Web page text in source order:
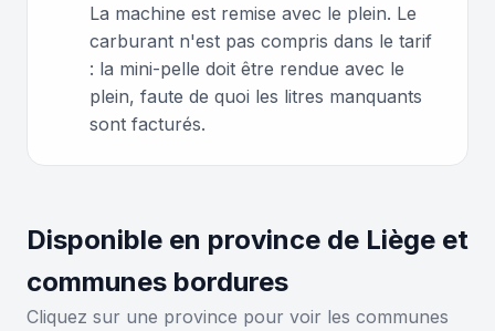
La machine est remise avec le plein. Le
carburant n'est pas compris dans le tarif
: la mini-pelle doit être rendue avec le
plein, faute de quoi les litres manquants
sont facturés.
Disponible en province de Liège et
communes bordures
Cliquez sur une province pour voir les communes